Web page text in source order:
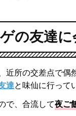
の友達に
近所の交差点で偶
達と味仙に行って
で、合流して夜ご